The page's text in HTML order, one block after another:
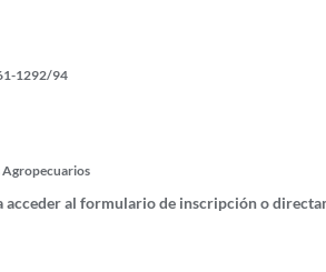
1292/94
Agropecuarios
acceder al formulario de inscripción o